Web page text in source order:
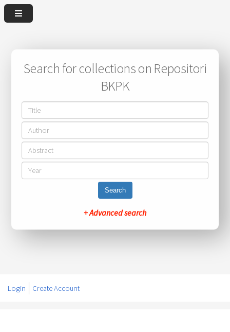
Search for collections on Repositori
BKPK
Search
+ Advanced search
Login Create Account